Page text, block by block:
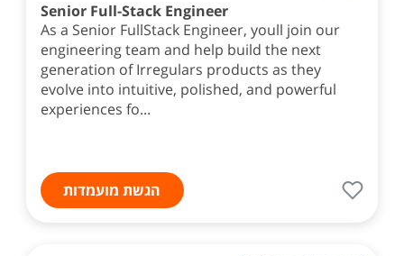
Senior Full-Stack Engineer
As a Senior FullStack Engineer, youll join our
engineering team and help build the next
generation of Irregulars products as they
evolve into intuitive, polished, and powerful
experiences fo...
הגשת מועמדות